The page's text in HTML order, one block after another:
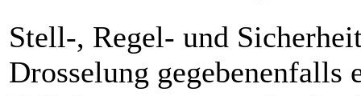
Stell-, Regel- und
Drosselung